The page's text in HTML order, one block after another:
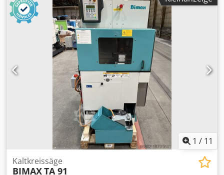
1 / 11
Kaltkreissäge
BIMAXTA 91